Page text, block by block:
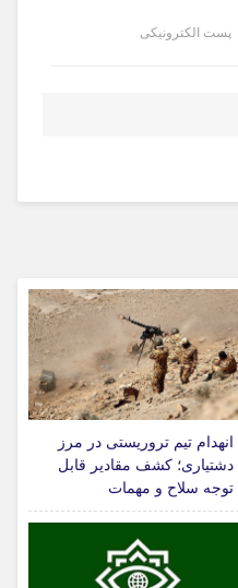
پست الکترونیکی
انهدام تیم تروریستی در مرز
دشتیاری؛ کشف مقادیر قابل
توجه سلاح و مهمات